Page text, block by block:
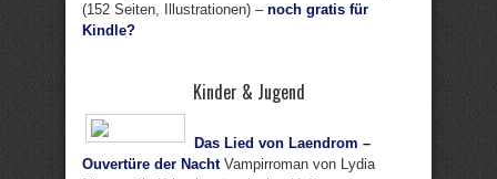
(152 Seiten, Illustrationen) – noch gratis für
Kindle?
Kinder & Jugend
Das Lied von Laendrom –
Ouvertüre der NachtVampirroman von Lydia